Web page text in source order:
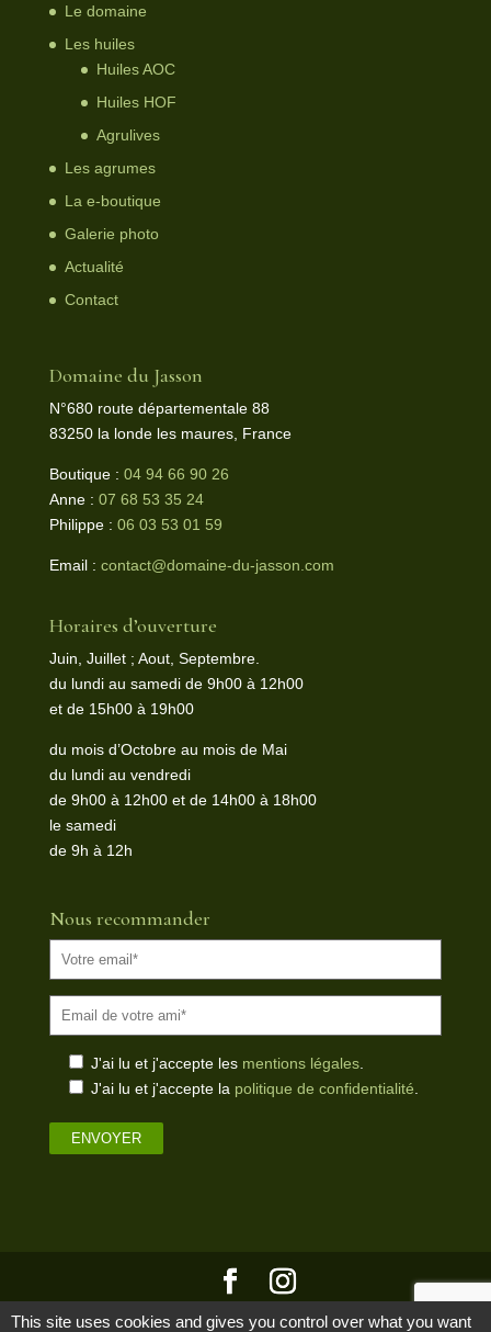
Le domaine
Les huiles
Huiles AOC
Huiles HOF
Agrulives
Les agrumes
La e-boutique
Galerie photo
Actualité
Contact
Domaine du Jasson
N°680 route départementale 88
83250 la londe les maures, France
Boutique : 04 94 66 90 26
Anne : 07 68 53 35 24
Philippe : 06 03 53 01 59
Email : contact@domaine-du-jasson.com
Horaires d’ouverture
Juin, Juillet ; Aout, Septembre.
du lundi au samedi de 9h00 à 12h00
et de 15h00 à 19h00
du mois d’Octobre au mois de Mai
du lundi au vendredi
de 9h00 à 12h00 et de 14h00 à 18h00
le samedi
de 9h à 12h
Nous recommander
J'ai lu et j'accepte les mentions légales.
J'ai lu et j'accepte la politique de confidentialité.
© CopyrightClicOnWeb2021 - Partenaire du portail
This site uses cookies and gives you control over what you want